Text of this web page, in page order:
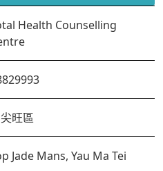
Health Counselling
旺區
Jade Mans, Yau Ma Tei